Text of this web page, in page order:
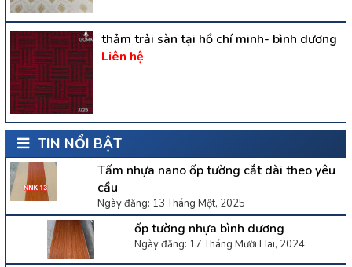
thảm trải sàn tại hồ chí minh- bình dương
Liên hệ
TIN NỔI BẬT
Tấm nhựa nano ốp tường cắt dài theo yêu
cầu
Ngày đăng: 13 Tháng Một, 2025
ốp tường nhựa bình dương
Ngày đăng: 17 Tháng Mười Hai, 2024